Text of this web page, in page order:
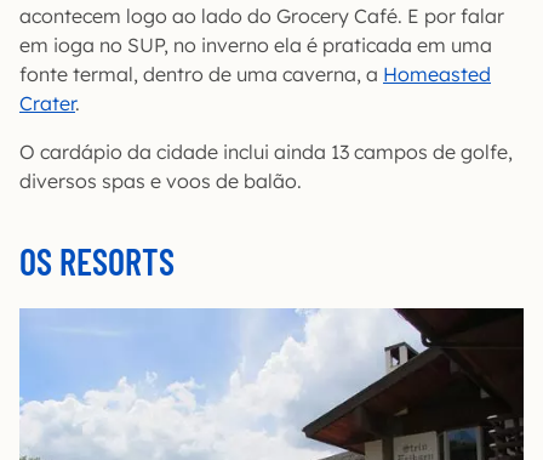
acontecem logo ao lado do Grocery Café. E por falar
em ioga no SUP, no inverno ela é praticada em uma
fonte termal, dentro de uma caverna, a Homeasted
Crater.
O cardápio da cidade inclui ainda 13 campos de golfe,
diversos spas e voos de balão.
OS RESORTS